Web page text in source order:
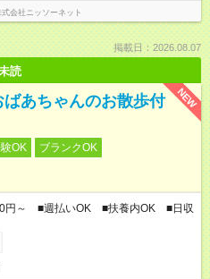
式会社ニッソーネット
掲載日：2026.08.07
読
NEW
ばあちゃんのお散歩付
OK
ブランクOK
円～ ■週払いOK ■扶養内OK ■日収